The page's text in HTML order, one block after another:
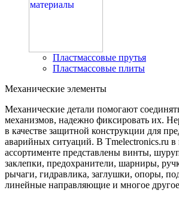
Пластмассовые прутья
Пластмассовые плиты
Механические элементы
Механические детали помогают
механизмов, надежно фиксировать их.
в качестве защитной конструкции для
аварийных ситуаций. В Tmelectronics.ru
ассортименте представлены винты,
заклепки, предохранители, шарниры,
рычаги, гидравлика, заглушки, опоры,
линейные направляющие и многое